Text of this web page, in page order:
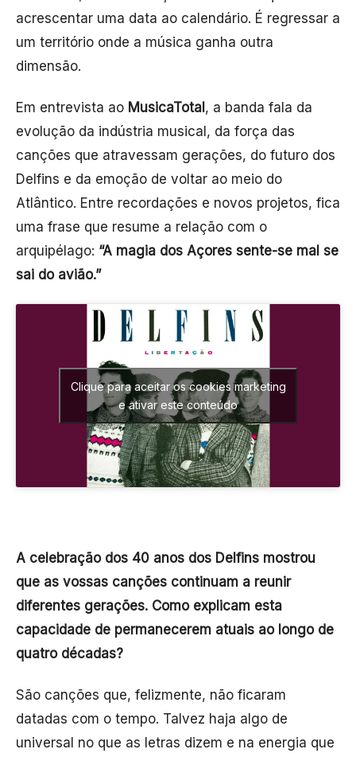
acrescentar uma data ao calendário. É regressar a
um território onde a música ganha outra
dimensão.
Em entrevista ao MusicaTotal , a banda fala da
evolução da indústria musical, da força das
canções que atravessam gerações, do futuro dos
Delfins e da emoção de voltar ao meio do
Atlântico. Entre recordações e novos projetos, fica
uma frase que resume a relação com o
arquipélago: “A magia dos Açores sente-se mal se
sai do avião.”
Clique para aceitar os cookies marketing
e ativar este conteúdo
A celebração dos 40 anos dos Delfins mostrou
que as vossas canções continuam a reunir
diferentes gerações. Como explicam esta
capacidade de permanecerem atuais ao longo de
quatro décadas?
São canções que, felizmente, não ficaram
datadas com o tempo. Talvez haja algo de
universal no que as letras dizem e na energia que